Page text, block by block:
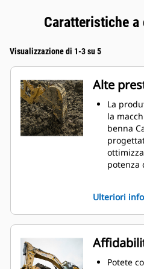
Caratteristiche
Visualizzazione di 1-3 su 5
Alte
La
la
benna
potenza
benna. Il
della
I
Ulteriori
Potete